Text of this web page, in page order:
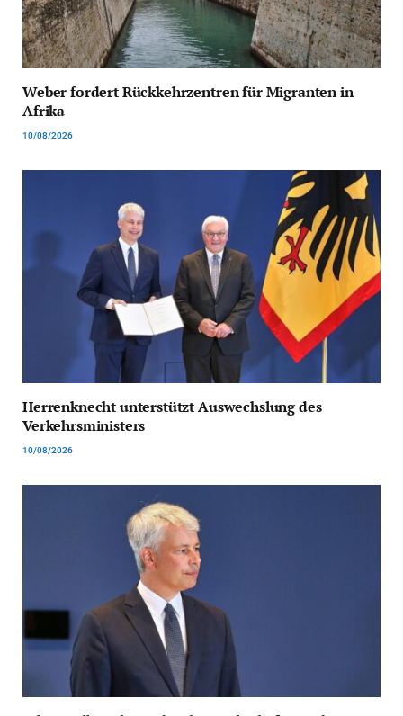
Weber fordert Rückkehrzentren für Migranten in
Afrika
10/08/2026
Herrenknecht unterstützt Auswechslung des
Verkehrsministers
10/08/2026